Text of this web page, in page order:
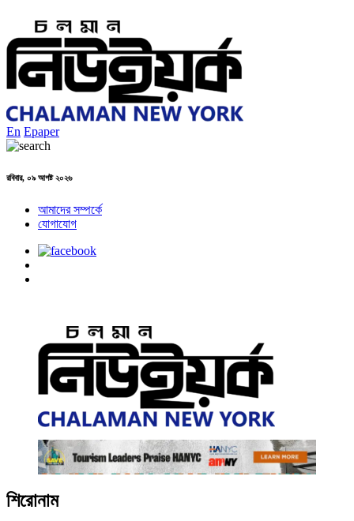
En Epaper
রবিবার, ০৯ আগষ্ট ২০২৬
আমাদের সম্পর্কে
যোগাযোগ
শিরোনাম